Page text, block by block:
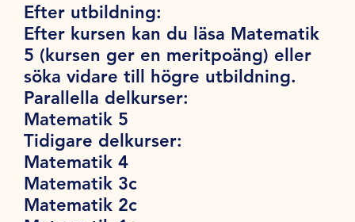
Efter utbildning:
Efter kursen kan du läsa Matematik
5 (kursen ger en meritpoäng) eller
söka vidare till högre utbildning.
Parallella delkurser:
Matematik 5
Tidigare delkurser:
Matematik 4
Matematik 3c
Matematik 2c